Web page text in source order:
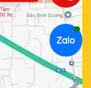
xe. Điều này giúp
mất thời gian.
Yêu
hình sau khi tắt
không có mặt.